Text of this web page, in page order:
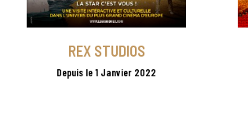
REX STUDIOS
Depuis le 1 Janvier 2022